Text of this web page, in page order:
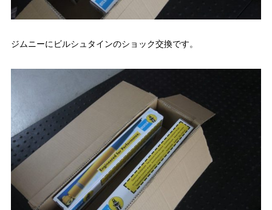
ジムニーにビルシュタインのショック交換です。